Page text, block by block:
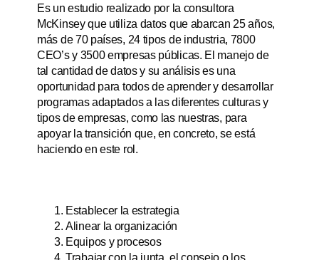
Es un estudio realizado por la consultora
McKinsey que utiliza datos que abarcan 25 años,
más de 70 países, 24 tipos de industria, 7800
CEO’s y 3500 empresas públicas. El manejo de
tal cantidad de datos y su análisis es una
oportunidad para todos de aprender y desarrollar
programas adaptados a las diferentes culturas y
tipos de empresas, como las nuestras, para
apoyar la transición que, en concreto, se está
haciendo en este rol.
Establecer la estrategia
Alinear la organización
Equipos y procesos